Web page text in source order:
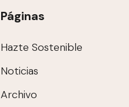
Páginas
Hazte Sostenible
Noticias
Archivo